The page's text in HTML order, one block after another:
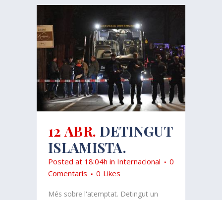
12 ABR. DETINGUT
ISLAMISTA.
Posted at 18:04h in Internacional
0
Comentaris
0 Likes
Més sobre l'atemptat. Detingut un